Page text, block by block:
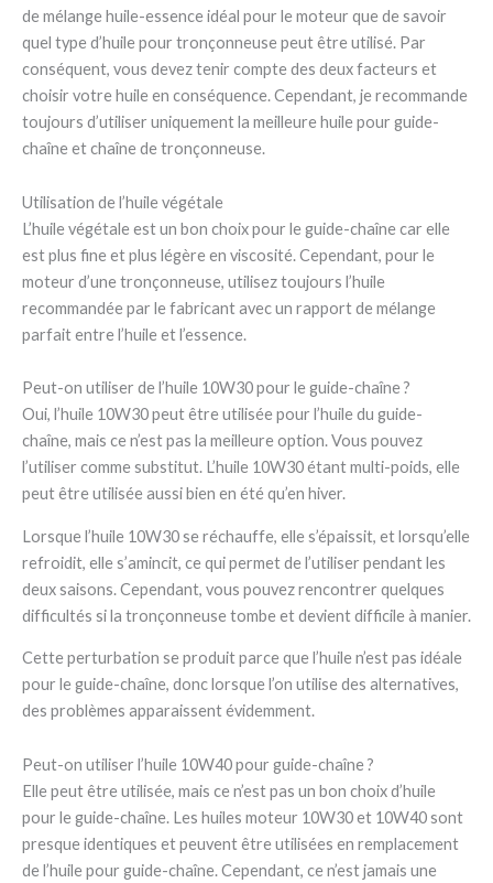
de mélange huile-essence idéal pour le moteur que de savoir
quel type d’huile pour tronçonneuse peut être utilisé. Par
conséquent, vous devez tenir compte des deux facteurs et
choisir votre huile en conséquence. Cependant, je recommande
toujours d’utiliser uniquement la meilleure huile pour guide-
chaîne et chaîne de tronçonneuse.
Utilisation de l’huile végétale
L’huile végétale est un bon choix pour le guide-chaîne car elle
est plus fine et plus légère en viscosité. Cependant, pour le
moteur d’une tronçonneuse, utilisez toujours l’huile
recommandée par le fabricant avec un rapport de mélange
parfait entre l’huile et l’essence.
Peut-on utiliser de l’huile 10W30 pour le guide-chaîne ?
Oui, l’huile 10W30 peut être utilisée pour l’huile du guide-
chaîne, mais ce n’est pas la meilleure option. Vous pouvez
l’utiliser comme substitut. L’huile 10W30 étant multi-poids, elle
peut être utilisée aussi bien en été qu’en hiver.
Lorsque l’huile 10W30 se réchauffe, elle s’épaissit, et lorsqu’elle
refroidit, elle s’amincit, ce qui permet de l’utiliser pendant les
deux saisons. Cependant, vous pouvez rencontrer quelques
difficultés si la tronçonneuse tombe et devient difficile à manier.
Cette perturbation se produit parce que l’huile n’est pas idéale
pour le guide-chaîne, donc lorsque l’on utilise des alternatives,
des problèmes apparaissent évidemment.
Peut-on utiliser l’huile 10W40 pour guide-chaîne ?
Elle peut être utilisée, mais ce n’est pas un bon choix d’huile
pour le guide-chaîne. Les huiles moteur 10W30 et 10W40 sont
presque identiques et peuvent être utilisées en remplacement
de l’huile pour guide-chaîne. Cependant, ce n’est jamais une